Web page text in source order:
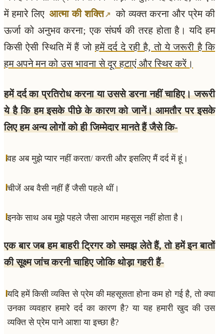
में हमारे लिए आत्मा की शक्ति
को व्यक्त करना और प्रेम की
ऊर्जा को अनुभव करना; एक संघर्ष की तरह होता है। यदि हम
किसी ऐसी स्थिति में हैं जोहमें दर्द दे रही है, तो ये जरूरी है कि
हम अपने मन को उस भावना से दूर हटाएं और स्थिर करें।
हमें दर्द का प्रतिरोध करना या उससे डरना नहीं चाहिए। जरूरी
ये है कि हम इसके पीछे के कारण को जानें। आमतौर पर इसके
लिए हम अन्य लोगों को ही जिम्मेदार मानते हैं जैसे कि-
वह अब मुझे प्यार नहीं करता/ करती और इसलिए मैं दर्द में हूं।
चीजें अब वैसी नहीं हैं जैसी पहले थीं।
इनके साथ अब मुझे पहले जैसा आराम महसूस नहीं होता है।
एक बार जब हम बाहरी ट्रिगर को समझ लेते हैं, तो हमें इन बातों
की सूक्ष्म जांच करनी चाहिए जोकि थोड़ा गहरी हैं-
यदि हमें किसी व्यक्ति से प्रेम की महसूसता होना कम हो गई है, तो क्या
उनका व्यवहार हमारे दर्द का कारण है? या यह हमारी खुद की उस
व्यक्ति से प्रेम पाने आशा या इच्छा है?